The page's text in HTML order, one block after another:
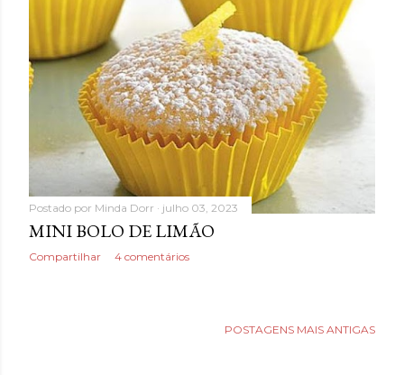
Postado por Minda Dorr julho 03, 2023
MINI BOLO DE LIMÃO
Compartilhar 4 comentários
POSTAGENS MAIS ANTIGAS